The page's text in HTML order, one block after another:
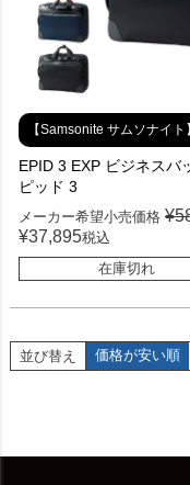
【Samsonite サムソナイト
EPID 3 EXP ビジネスバ
ピッド 3
メーカー希望小売価格 ¥
¥37,895税込
在庫切れ
並び替え 価格が安い順